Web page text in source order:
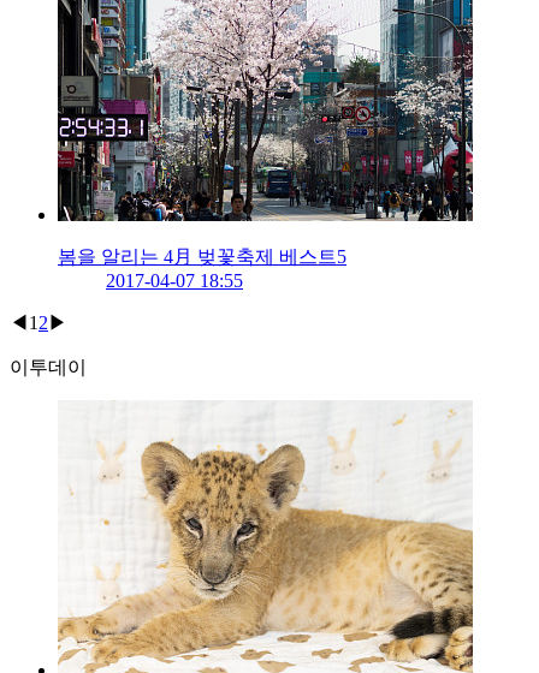
봄을 알리는 4月 벚꽃축제 베스트5
2017-04-07 18:55
◀ 1 2 ▶
이투데이